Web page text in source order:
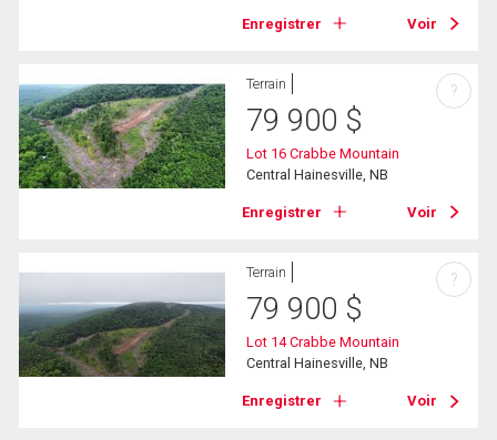
Enregistrer Voir
Terrain
79 900 $
Lot 16 Crabbe Mountain
Central Hainesville, NB
Enregistrer Voir
?
Terrain
79 900 $
Lot 14 Crabbe Mountain
Central Hainesville, NB
Enregistrer Voir
?